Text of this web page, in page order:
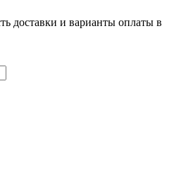
доставки и варианты оплаты в